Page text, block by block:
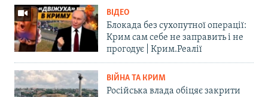
ВІДЕО
Блокада без сухопутної операції:
Крим сам себе не заправить і не
прогодує | Крим.Реалії
ВІЙНА ТА КРИМ
Російська влада обіцяє закрити